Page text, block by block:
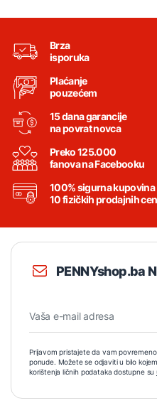
Brza
isporuka
Plaćanje
pouzećem
15 dana garancije
na povrat novca
Preko 125.000
fanova na Facebooku
100% sigurna kupovina
10 fizičkih prodajnih
PENNYshop.ba
Prijavom pristajete da vam
ponude. Možete se odjaviti u bilo
korištenja ličnih podataka dostupne su